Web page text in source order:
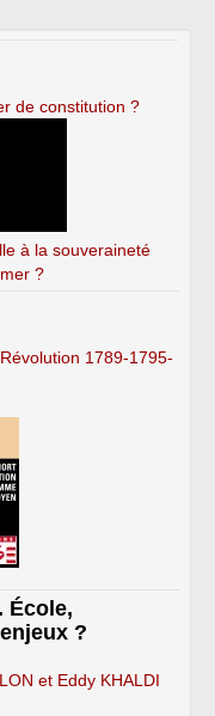
de constitution ?
à la souveraineté
?
1789-1795-
École,
?
et Eddy KHALDI